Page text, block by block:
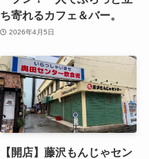
ち寄れるカフェ＆バー。
2026年4月5日
【開店】藤沢もんじゃセン